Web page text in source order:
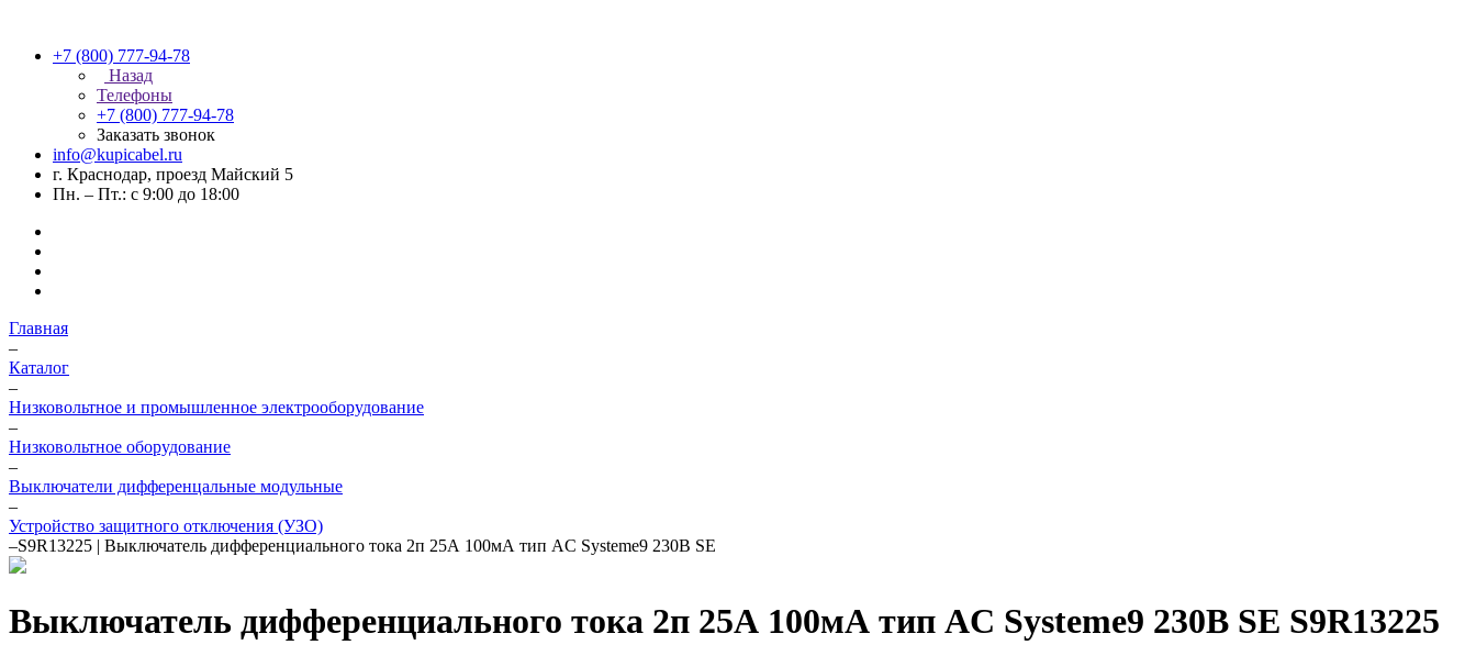
+7 (800) 777-94-78
Назад
Телефоны
+7 (800) 777-94-78
Заказать звонок
info@kupicabel.ru
г. Краснодар, проезд Майский 5
Пн. – Пт.: с 9:00 до 18:00
Главная
–
Каталог
–
Низковольтное и промышленное электрооборудование
–
Низковольтное оборудование
–
Выключатели дифференцальные модульные
–
Устройство защитного отключения (УЗО)
–S9R13225 | Выключатель дифференциального тока 2п 25А 100мА тип AC Systeme9 230В SE
Выключатель дифференциального тока 2п 25А 100мА тип AC Systeme9 230В SE S9R13225